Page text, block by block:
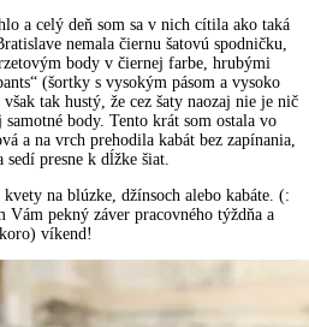
a celý deň som sa v nich cítila ako taká
nemala čiernu šatovú spodničku,
body v čiernej farbe, hrubými
(šortky s vysokým pásom a vysoko
tak hustý, že cez šaty naozaj nie je nič
body. Tento krát som ostala vo
a na vrch prehodila kabát bez zapínania,
sedí presne k dĺžke šiat.
na blúzke, džínsoch alebo kabáte. (:
Vám pekný záver pracovného týždňa a
víkend!